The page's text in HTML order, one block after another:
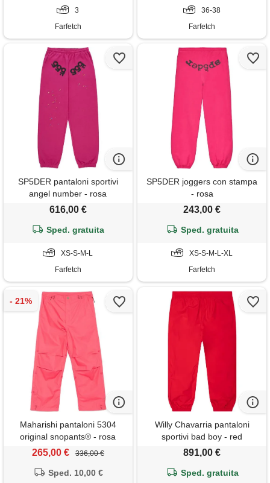
3
Farfetch
36-38
Farfetch
SP5DER pantaloni sportivi
angel number - rosa
616,00 €
Sped. gratuita
XS-S-M-L
Farfetch
SP5DER joggers con stampa
- rosa
243,00 €
Sped. gratuita
XS-S-M-L-XL
Farfetch
Maharishi pantaloni 5304
original snopants® - rosa
265,00 € 336,00 €
Sped. 10,00 €
Willy Chavarria pantaloni
sportivi bad boy - red
891,00 €
Sped. gratuita